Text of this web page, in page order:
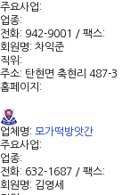
주요사업:
업종:
전화: 942-9001 / 팩스:
회원명: 차익준
직위:
주소: 탄현면 축현리 487-3
홈페이지:
업체명: 모가떡방앗간
주요사업:
업종:
전화: 632-1687 / 팩스:
회원명: 김영세